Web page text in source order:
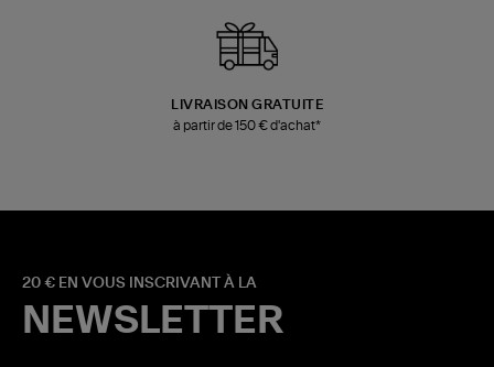
LIVRAISON GRATUITE
à partir de 150 € d'achat*
20 € EN VOUS INSCRIVANT À LA
NEWSLETTER